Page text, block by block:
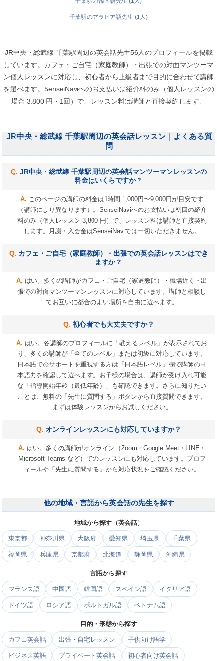
千葉駅のアラビア語先生 (1人)
JR中央・総武線 千葉駅周辺の英会話先生56人のプロフィールを掲載
しています。カフェ・ご自宅（家庭教師）・出張での対面マンツーマ
ン個人レッスンに対応し、初心者から上級者まで目的に合わせて講師
を選べます。SenseiNaviへのお支払いは紹介料のみ（個人レッスンの
場合 3,800 円・1回）で、レッスン料は講師と直接契約します。
JR中央・総武線 千葉駅周辺の英会話レッスン｜よくある質
問
JR中央・総武線 千葉駅周辺の英会話マンツーマンレッスンの
料金はいくらですか？
このページの講師の料金は1時間 1,000円〜9,000円が目安です
（講師により異なります）。SenseiNaviへのお支払いは初回の紹介
料のみ（個人レッスン 3,800 円）で、レッスン料は講師と直接契約
します。月謝・入会金はSenseiNaviでは一切いただきません。
カフェ・ご自宅（家庭教師）・出張での英会話レッスンはでき
ますか？
はい。多くの講師がカフェ・ご自宅（家庭教師）・職場近く・出
張での対面マンツーマンレッスンに対応しています。講師と相談し
てお互いに都合のよい場所を自由に選べます。
初心者でも大丈夫ですか？
はい。各講師のプロフィールに「教えるレベル」が表示されてお
り、多くの講師が「全てのレベル」または初級に対応しています。
日本語でのサポートを重視する方は「日本語レベル」欄で講師の日
本語力を確認して選べます。お子様の場合は、講師が受け入れ可能
な「指導開始年齢（最低年齢）」も確認できます。さらに知りたい
ことは、無料の「先生に質問する」ボタンから直接質問できます。
まずは体験レッスンからお試しください。
オンラインレッスンにも対応していますか？
はい。多くの講師がオンライン（Zoom・Google Meet・LINE・
Microsoft Teams など）でのレッスンにも対応しています。プロフ
ィールや「先生に質問する」から対応状況をご確認ください。
他の地域・言語から英会話の先生を探す
地域から探す（英会話）
東京都 神奈川県 大阪府 愛知県 埼玉県 千葉県
福岡県 兵庫県 京都府 北海道 静岡県 沖縄県
言語から探す
フランス語 中国語 韓国語 スペイン語 イタリア語
ドイツ語 ロシア語 ポルトガル語 ベトナム語
目的・形態から探す
カフェ英会話 出張・自宅レッスン 子供向け語学
ビジネス英語 プライベート英会話 初心者向け英会話